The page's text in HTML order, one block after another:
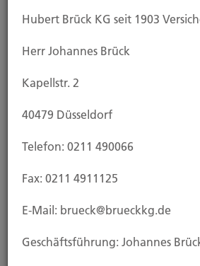
Ansprechpartner
Hubert Brück KG seit 1903
Herr Johannes Brück
Kapellstr. 2
40479 Düsseldorf
Telefon: 0211 490066
Fax: 0211 4911125
E-Mail: brueck@brueckkg.de
Geschäftsführung: Johannes